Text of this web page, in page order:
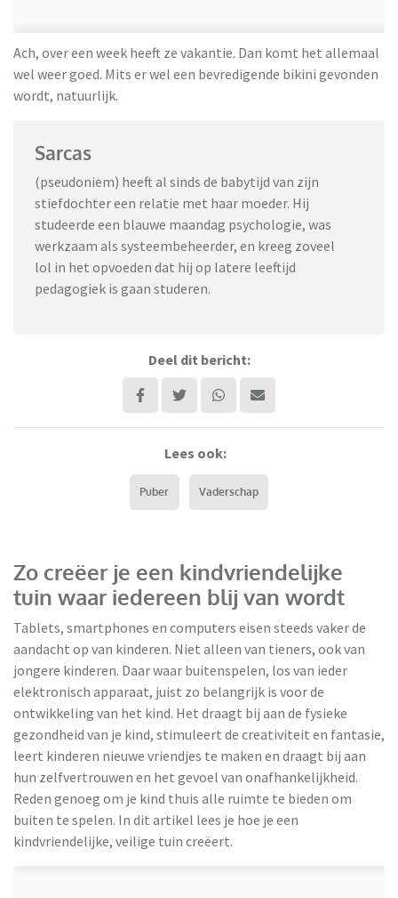
Ach, over een week heeft ze vakantie. Dan komt het allemaal
wel weer goed. Mits er wel een bevredigende bikini gevonden
wordt, natuurlijk.
Sarcas
(pseudoniem) heeft al sinds de babytijd van zijn
stiefdochter een relatie met haar moeder. Hij
studeerde een blauwe maandag psychologie, was
werkzaam als systeembeheerder, en kreeg zoveel
lol in het opvoeden dat hij op latere leeftijd
pedagogiek is gaan studeren.
Deel dit bericht:
Lees ook:
Puber Vaderschap
Zo creëer je een kindvriendelijke
tuin waar iedereen blij van wordt
Tablets, smartphones en computers eisen steeds vaker de
aandacht op van kinderen. Niet alleen van tieners, ook van
jongere kinderen. Daar waar buitenspelen, los van ieder
elektronisch apparaat, juist zo belangrijk is voor de
ontwikkeling van het kind. Het draagt bij aan de fysieke
gezondheid van je kind, stimuleert de creativiteit en fantasie,
leert kinderen nieuwe vriendjes te maken en draagt bij aan
hun zelfvertrouwen en het gevoel van onafhankelijkheid.
Reden genoeg om je kind thuis alle ruimte te bieden om
buiten te spelen. In dit artikel lees je hoe je een
kindvriendelijke, veilige tuin creëert.